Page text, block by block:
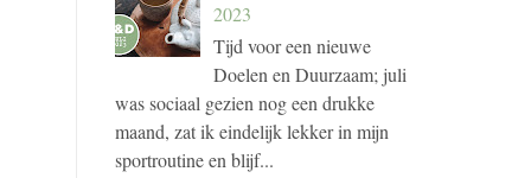
2023
Tijd voor een nieuwe
Doelen en Duurzaam; juli
was sociaal gezien nog een drukke
maand, zat ik eindelijk lekker in mijn
sportroutine en blijf...